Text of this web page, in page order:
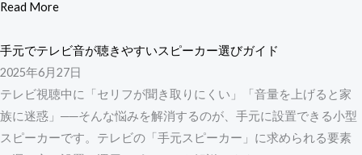
Read More
手元でテレビ音が聴きやすいスピーカー選びガイド
2025年6月27日
テレビ視聴中に「セリフが聞き取りにくい」「音量を上げると家
族に迷惑」──そんな悩みを解消するのが、手元に設置できる小型
スピーカーです。テレビの「手元スピーカー」に求められる要素